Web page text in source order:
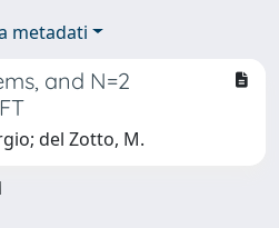
metadati
and N=2
del Zotto, M.